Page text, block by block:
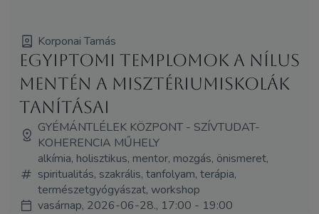
Korponai Tamás
Egyiptomi templomok a Nílus
mentén A misztériumiskolák
tanításai
GYÉMÁNTLÉLEK KÖZPONT - SZÍVTUDAT-
KOHERENCIA MŰHELY
alkímia, holisztikus, mentor, mozgás, önismeret,
spiritualitás, szakrális, tanfolyam, terápia,
természetgyógyászat, workshop
vasárnap, 2026-06-28., 17:00 - 19:00